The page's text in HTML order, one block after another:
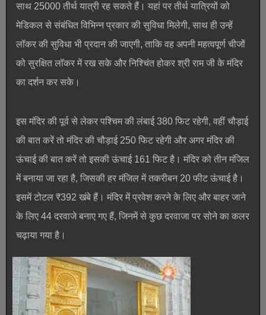
साथ 25000 तीर्थ यात्री रह सकते हैं। यहां पर तीर्थ यात्रियों को
मेडिकल से संबंधित विभिन्न प्रकार की सुविधा मिलेगी, साथ ही उन्हें
लॉकर की सुविधा भी प्रदान की जाएगी, ताकि वह अपनी महत्वपूर्ण चीजों
को सुरक्षित लॉकर में रख सके और निश्चिंत होकर श्री राम जी के मंदिर
का दर्शन कर सके।
इस मंदिर की पूर्व से लेकर पश्चिम की लंबाई 380 फिट रहेगी, वहीं चौड़ाई
की बात करें तो मंदिर की चौड़ाई 250 फिट रहेगी और अगर मंदिर की
ऊंचाई की बात करें तो इसकी ऊंचाई 161 फिट है। मंदिर को तीन मंजिल
में बनाया जा रहा है, जिसकी हर मंजिल में तकरीबन 20 फीट ऊंचाई है।
इसमें टोटल ₹392 खंबे हैं। मंदिर में प्रवेश करने के लिए और बाहर जाने
के लिए 44 दरवाजे बनाए गए हैं, जिनमें से कुछ दरवाजा पर सोने का कलर
चढ़ाया गया है।